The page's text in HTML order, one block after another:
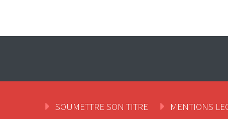
SOUMETTRE SON TITRE MENTIONS